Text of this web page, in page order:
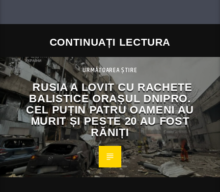
CONTINUAȚI LECTURA
URMĂTOAREA ȘTIRE
RUSIA A LOVIT CU RACHETE
BALISTICE ORAȘUL DNIPRO.
CEL PUȚIN PATRU OAMENI AU
MURIT ȘI PESTE 20 AU FOST
RĂNIȚI